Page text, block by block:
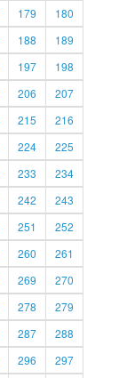
179
180
188
189
197
198
206
207
215
216
224
225
233
234
242
243
251
252
260
261
269
270
278
279
287
288
296
297